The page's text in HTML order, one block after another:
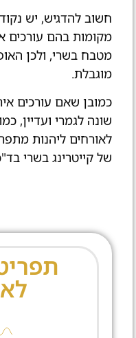
חשוב להדגיש, יש
מקומות בהם עורכים
מטבח בשרי, ולכן
מוגבלת.
כמובן שאם עורכים
שונה לגמרי ועדיין,
לאורחים ליהנות
של קייטרינג בשרי